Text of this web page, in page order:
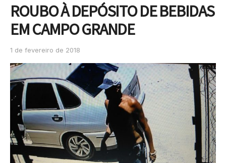
ROUBO À DEPÓSITO DE BEBIDAS
EM CAMPO GRANDE
1 de fevereiro de 2018